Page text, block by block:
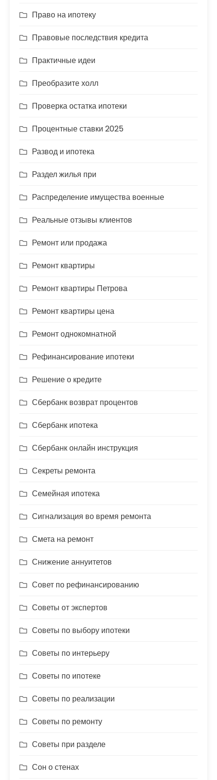
Право на ипотеку
Правовые последствия кредита
Практичные идеи
Преобразите холл
Проверка остатка ипотеки
Процентные ставки 2025
Развод и ипотека
Раздел жилья при
Распределение имущества военные
Реальные отзывы клиентов
Ремонт или продажа
Ремонт квартиры
Ремонт квартиры Петрова
Ремонт квартиры цена
Ремонт однокомнатной
Рефинансирование ипотеки
Решение о кредите
Сбербанк возврат процентов
Сбербанк ипотека
Сбербанк онлайн инструкция
Секреты ремонта
Семейная ипотека
Сигнализация во время ремонта
Смета на ремонт
Снижение аннуитетов
Совет по рефинансированию
Советы от экспертов
Советы по выбору ипотеки
Советы по интерьеру
Советы по ипотеке
Советы по реализации
Советы по ремонту
Советы при разделе
Сон о стенах